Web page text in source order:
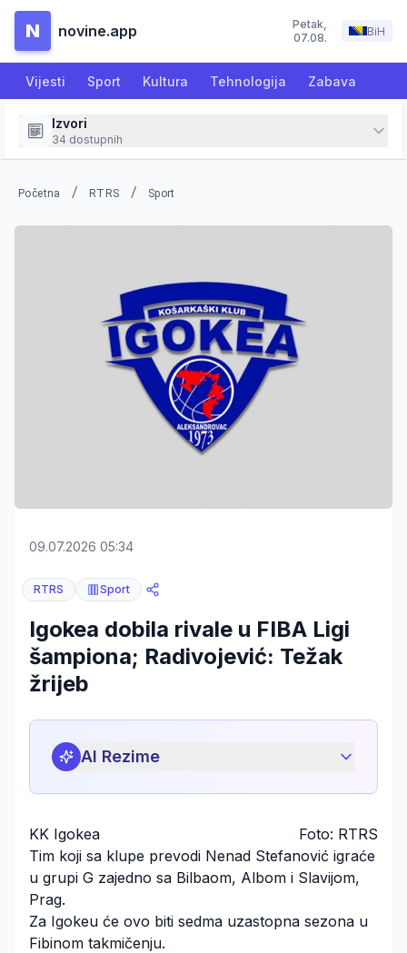
N novine.app Petak,
07.08.
BiH
Vijesti Sport Kultura Tehnologija Zabava
Izvori
34 dostupnih
Početna / RTRS / Sport
09.07.2026 05:34
RTRS Sport
Igokea dobila rivale u FIBA Ligi
šampiona; Radivojević: Težak
žrijeb
AI Rezime
KK Igokea
Foto: RTRS
Tim koji sa klupe prevodi Nenad Stefanović igraće
u grupi G zajedno sa Bilbaom, Albom i Slavijom,
Prag.
Za Igokeu će ovo biti sedma uzastopna sezona u
Fibinom takmičenju.